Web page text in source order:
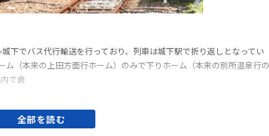
下でバス代行輸送を行っており、列車は城下駅で折り返しとなってい
（本来の上田方面行ホーム）のみで下りホーム（本来の別所温泉行の
で倉
全部を読む